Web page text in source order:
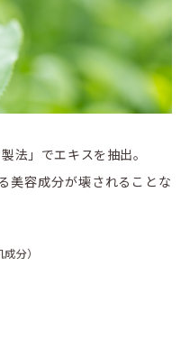
法」でエキスを抽出。
美容成分が壊されることな
分）